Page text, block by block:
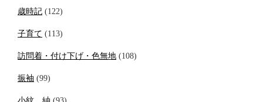
歳時記 (122)
子育て (113)
訪問着・付け下げ・色無地 (108)
振袖 (99)